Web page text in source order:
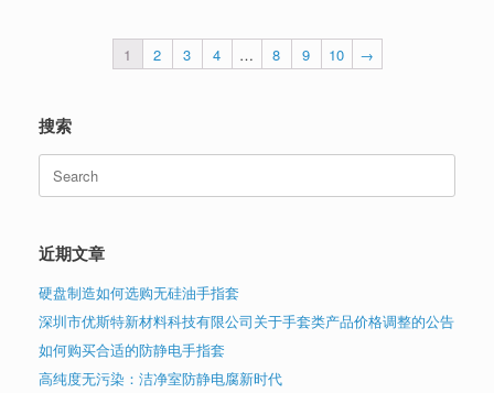
1 2 3 4 … 8 9 10 →
搜索
for:
近期文章
硬盘制造如何选购无硅油手指套
深圳市优斯特新材料科技有限公司关于手套类产品价格调整的公告
如何购买合适的防静电手指套
高纯度无污染：洁净室防静电腐新时代